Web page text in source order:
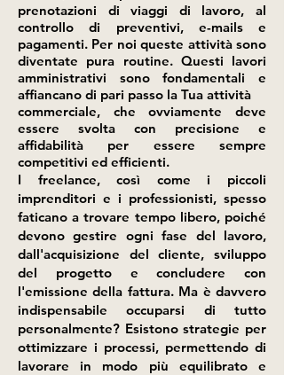
prenotazioni di viaggi di lavoro, al
controllo di preventivi, e-mails e
pagamenti. Per noi queste attività sono
diventate pura routine. Questi lavori
amministrativi sono fondamentali e
affiancano di pari passo la Tua attività
commerciale, che ovviamente deve
essere svolta con precisione e
affidabilità per essere sempre
competitivi ed efficienti.
I freelance, così come i piccoli
imprenditori e i professionisti, spesso
faticano a trovare tempo libero, poiché
devono gestire ogni fase del lavoro,
dall'acquisizione del cliente, sviluppo
del progetto e concludere con
l'emissione della fattura. Ma è davvero
indispensabile occuparsi di tutto
personalmente? Esistono strategie per
ottimizzare i processi, permettendo di
lavorare in modo più equilibrato e